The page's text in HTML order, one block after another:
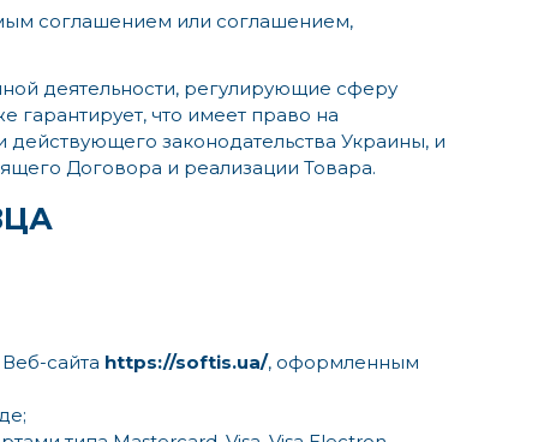
соглашением или соглашением,
деятельности, регулирующие сферу
что имеет право на
законодательства Украины, и
Договора и реализации Товара.
сайта https://softis.ua/, оформленным